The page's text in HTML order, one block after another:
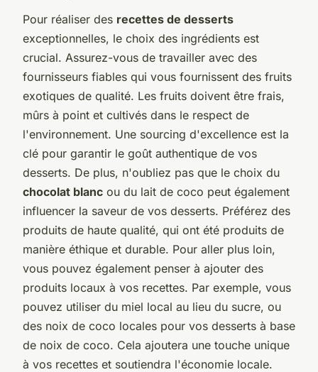
Pour réaliser des recettes de desserts
exceptionnelles, le choix des ingrédients est
crucial. Assurez-vous de travailler avec des
fournisseurs fiables qui vous fournissent des fruits
exotiques de qualité. Les fruits doivent être frais,
mûrs à point et cultivés dans le respect de
l'environnement. Une sourcing d'excellence est la
clé pour garantir le goût authentique de vos
desserts. De plus, n'oubliez pas que le choix du
chocolat blanc ou du lait de coco peut également
influencer la saveur de vos desserts. Préférez des
produits de haute qualité, qui ont été produits de
manière éthique et durable. Pour aller plus loin,
vous pouvez également penser à ajouter des
produits locaux à vos recettes. Par exemple, vous
pouvez utiliser du miel local au lieu du sucre, ou
des noix de coco locales pour vos desserts à base
de noix de coco. Cela ajoutera une touche unique
à vos recettes et soutiendra l'économie locale.